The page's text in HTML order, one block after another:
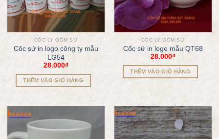
CỐC LY GỐM SỨ
Côc sứ in logo công ty mẫu
LG54
28.000₫
THÊM VÀO GIỎ HÀNG
CỐC LY GỐM SỨ
Cốc sứ in logo mẫu QT68
28.000₫
THÊM VÀO GIỎ HÀNG